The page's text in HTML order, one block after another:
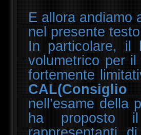
E allora andiamo
nel presente
In particolare, il
volumetrico per
fortemente
nell’esame della
ha proposto